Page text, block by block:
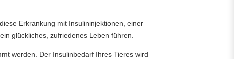
Erkrankung mit Insulininjektionen, einer
glückliches, zufriedenes Leben führen.
werden. Der Insulinbedarf Ihres Tieres wird